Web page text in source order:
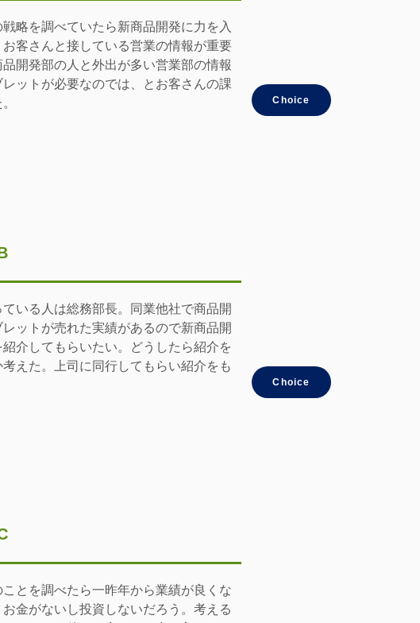
略を調べていたら新商品開発に力を入
お客さんと接している営業の情報が重要
開発部の人と外出が多い営業部の情報
ットが必要なのでは、とお客さんの課
Choice
いる人は総務部長。同業他社で商品開
ットが売れた実績があるので新商品開
介してもらいたい。どうしたら紹介を
考えた。上司に同行してもらい紹介をも
Choice
ことを調べたら一昨年から業績が良くな
金がないし投資しないだろう。考える